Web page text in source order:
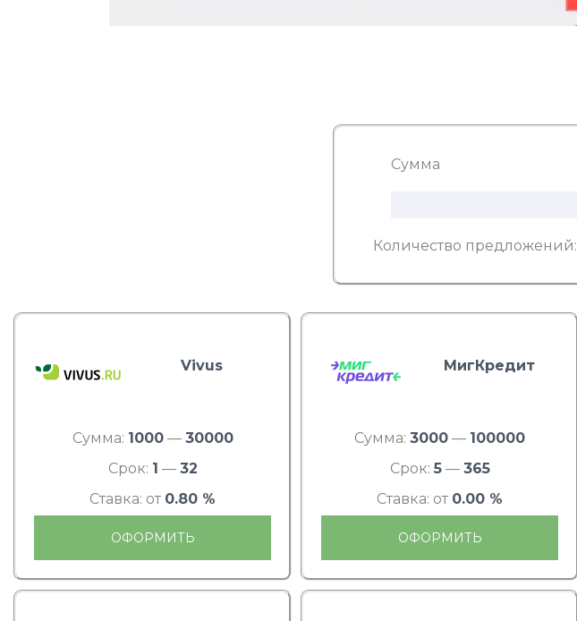
Сумма
Количество предложений:
Vivus
Сумма: 1000— 30000
Срок: 1 — 32
Ставка: от 0.80 %
ОФОРМИТЬ
МигКредит
Сумма: 3000 — 100000
Срок: 5— 365
Ставка: от 0.00 %
ОФОРМИТЬ